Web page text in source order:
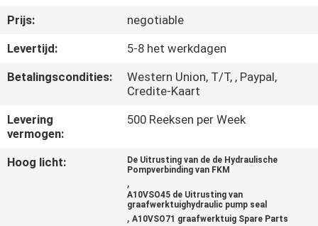
CONTACTEER
ONS
VERZOEK
OM
Prijs:
negotiable
Levertijd:
5-8 het werkdagen
Betalingscondities:
Western Union, T/T, , Paypal,
Credite-Kaart
Levering
vermogen:
500 Reeksen per Week
Hoog licht:
De Uitrusting van de de Hydraulische
Pompverbinding van FKM
,
A10VSO45 de Uitrusting van
graafwerktuighydraulic pump seal
,A10VSO71 graafwerktuig Spare Parts